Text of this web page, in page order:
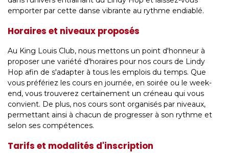
emporter par cette danse vibrante au rythme endiablé.
Horaires et niveaux proposés
Au King Louis Club, nous mettons un point d'honneur à
proposer une variété d'horaires pour nos cours de Lindy
Hop afin de s'adapter à tous les emplois du temps. Que
vous préfériez les cours en journée, en soirée ou le week-
end, vous trouverez certainement un créneau qui vous
convient. De plus, nos cours sont organisés par niveaux,
permettant ainsi à chacun de progresser à son rythme et
selon ses compétences.
Tarifs et modalités d'inscription